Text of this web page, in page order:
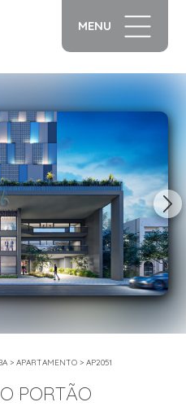
MENU
1/13
> APARTAMENTO > AP2051
PORTÃO